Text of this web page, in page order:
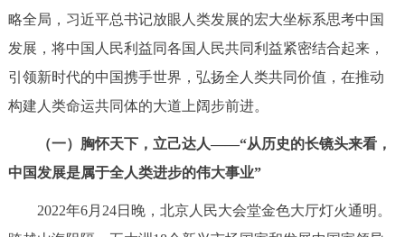
ENGLISH 한국어 日本語
DEUTSCH FRANÇAIS
ESPAÑOL العربية
ITALIANO
略全局，习近平总书记放眼人类发展的宏大坐标系思考中国
发展，将中国人民利益同各国人民共同利益紧密结合起来，
引领新时代的中国携手世界，弘扬全人类共同价值，在推动
构建人类命运共同体的大道上阔步前进。
（一）胸怀天下，立己达人——“从历史的长镜头来看，
中国发展是属于全人类进步的伟大事业”
2022年6月24日晚，北京人民大会堂金色大厅灯火通明。